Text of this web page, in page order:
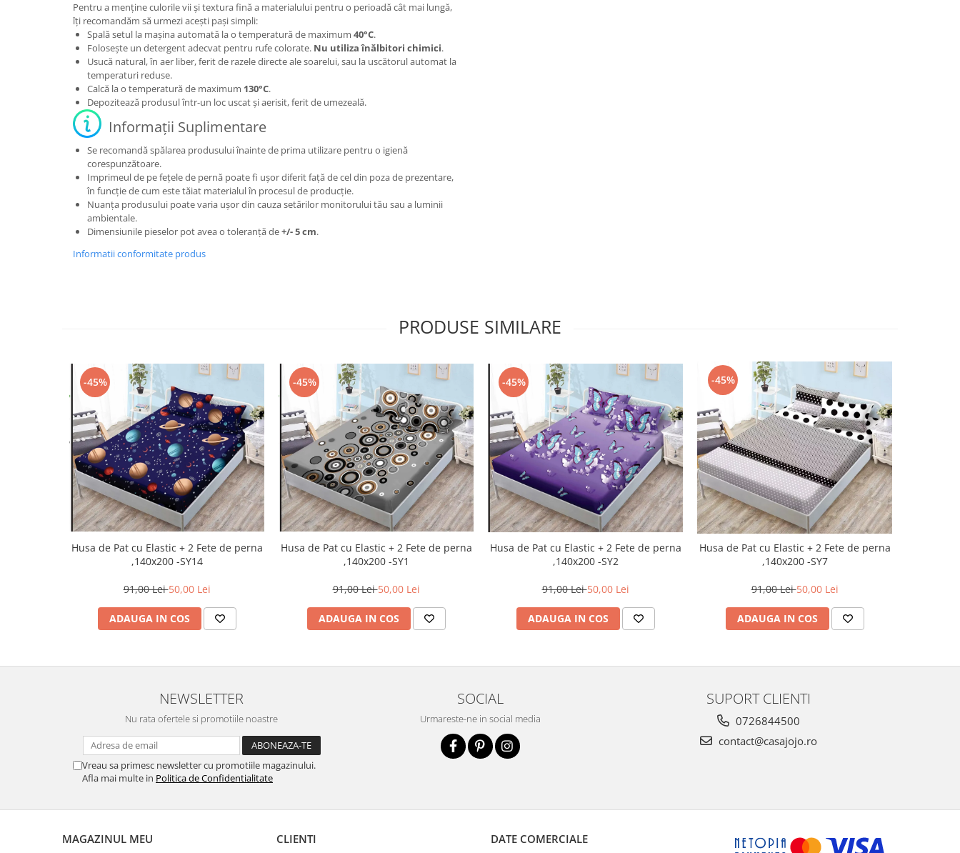
Pentru a menține culorile vii și textura fină a materialului pentru o perioadă cât mai lungă,
îți recomandăm să urmezi acești pași simpli:
Spală setul la mașina automată la o temperatură de maximum 40°C.
Folosește un detergent adecvat pentru rufe colorate. Nu utiliza înălbitori chimici.
Usucă natural, în aer liber, ferit de razele directe ale soarelui, sau la uscătorul automat la
temperaturi reduse.
Calcă la o temperatură de maximum 130°C.
Depozitează produsul într-un loc uscat și aerisit, ferit de umezeală.
Informații Suplimentare
Se recomandă spălarea produsului înainte de prima utilizare pentru o igienă
corespunzătoare.
Imprimeul de pe fețele de pernă poate fi ușor diferit față de cel din poza de prezentare,
în funcție de cum este tăiat materialul în procesul de producție.
Nuanța produsului poate varia ușor din cauza setărilor monitorului tău sau a luminii
ambientale.
Dimensiunile pieselor pot avea o toleranță de+/- 5 cm.
Informatii conformitate produs
PRODUSE SIMILARE
-45%
Husa de Pat cu Elastic + 2 Fete de perna
,140x200 -SY14
91,00 Lei50,00 Lei
ADAUGA IN COS
-45%
Husa de Pat cu Elastic + 2 Fete de perna
,140x200 -SY1
91,00 Lei50,00 Lei
ADAUGA IN COS
-45%
Husa de Pat cu Elastic + 2 Fete de perna
,140x200 -SY2
91,00 Lei50,00 Lei
ADAUGA IN COS
-45%
Husa de Pat cu Elastic + 2 Fete de perna
,140x200 -SY7
91,00 Lei50,00 Lei
ADAUGA IN COS
NEWSLETTER
Nu rata ofertele si promotiile noastre
Vreau sa primesc newsletter cu promotiile magazinului.
Afla mai multe in Politica de Confidentialitate
SOCIAL
Urmareste-ne in social media
SUPORT CLIENTI
0726844500
contact@casajojo.ro
MAGAZINUL MEU CLIENTI DATE COMERCIALE